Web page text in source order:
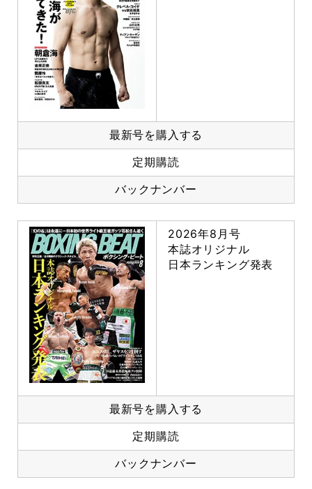
最新号を購入する
定期購読
バックナンバー
2026年8月号
本誌オリジナル
日本ランキング発表
最新号を購入する
定期購読
バックナンバー